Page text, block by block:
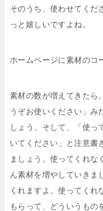
そのうち、使わせてくだ
っと嬉しいですよね。
ホームページに素材のコ
素材の数が増えてきたら
うぞお使いください」み
しょう。そして、「使っ
いてください」と注意書
ましょう。使ってくれな
ん素材を増やしていきま
くれますよ。使ってくれ
もらって、どういうもの